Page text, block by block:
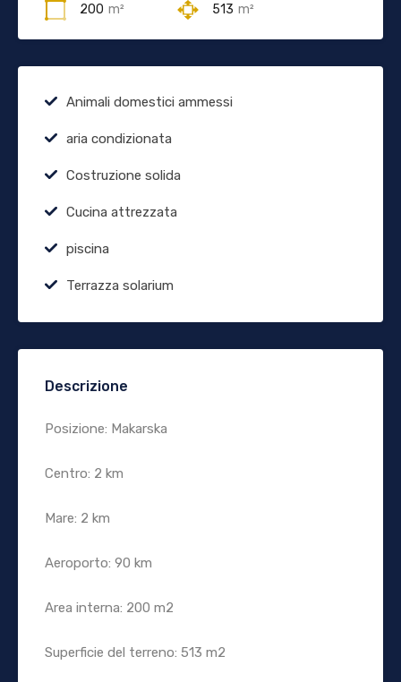
200 m² 513 m²
Animali domestici ammessi
aria condizionata
Costruzione solida
Cucina attrezzata
piscina
Terrazza solarium
Descrizione
Posizione: Makarska
Centro: 2 km
Mare: 2 km
Aeroporto: 90 km
Area interna: 200 m2
Superficie del terreno: 513 m2